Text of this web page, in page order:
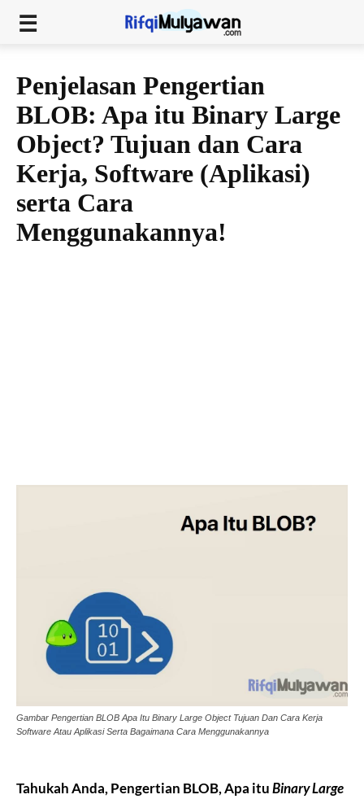
Penjelasan Pengertian
BLOB: Apa itu Binary Large
Object? Tujuan dan Cara
Kerja, Software (Aplikasi)
serta Cara
Menggunakannya!
Gambar Pengertian BLOB Apa Itu Binary Large Object Tujuan Dan Cara Kerja
Software Atau Aplikasi Serta Bagaimana Cara Menggunakannya
Tahukah Anda, Pengertian BLOB, Apa ituBinary Large